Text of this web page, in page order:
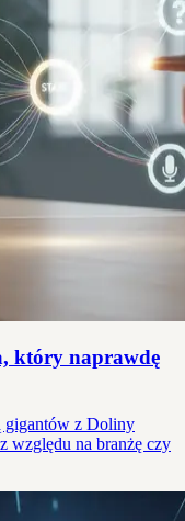
który naprawdę
gigantów z Doliny
względu na branżę czy